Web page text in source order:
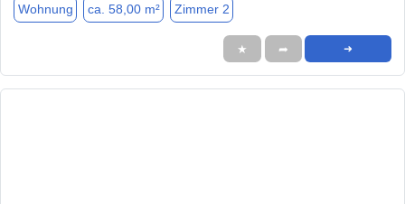
Wohnung ca. 58,00 m² Zimmer 2
★ ➦ ➜